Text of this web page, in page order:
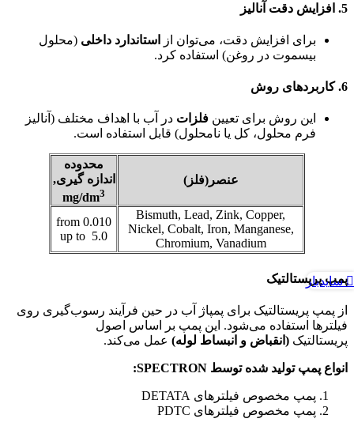
5. افزایش دقت آنالیز
برای افزایش دقت، می‌توان از استاندارد داخلی (محلول
بیسموت در روغن) استفاده کرد.
6. کاربردهای روش
این روش برای تعیین فلزات در آب با اهداف مختلف (آنالیز
فرم محلول، کل یا نامحلول) قابل استفاده است.
عنصر(فلز)
محدوده
اندازه گیری,
mg/dm3
Bismuth, Lead, Zink, Copper,
Nickel, Cobalt, Iron, Manganese,
Chromium, Vanadium
from 0.010
up to 5.0
پمپ پریستالتیک
از پمپ پریستالتیک برای پمپاژ آب در حین فرآیند رسوب‌گیری روی
فیلترها استفاده می‌شود. این پمپ بر اساس اصول
پریستالتیک (انقباض و انبساط لوله) عمل می‌کند.
انواع پمپ تولید شده توسط SPECTRON:
پمپ مخصوص فیلترهای DETATA
پمپ مخصوص فیلترهای PDTC
سایدبار